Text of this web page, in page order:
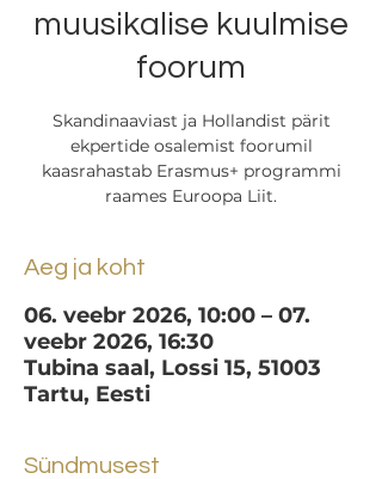
muusikalise kuulmise
foorum
Skandinaaviast ja Hollandist pärit
ekpertide osalemist foorumil
kaasrahastab Erasmus+ programmi
raames Euroopa Liit.
Aeg ja koht
06. veebr 2026, 10:00 – 07.
veebr 2026, 16:30
Tubina saal, Lossi 15, 51003
Tartu, Eesti
Sündmusest